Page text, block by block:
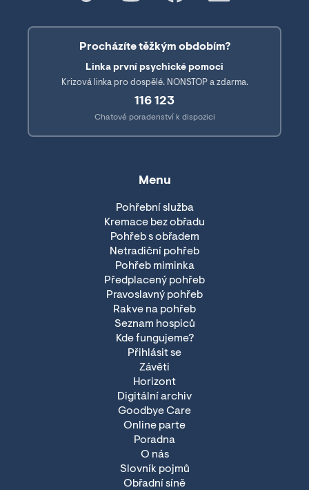
Procházíte těžkým obdobím?
Linka první psychické pomoci
Krizová linka pro dospělé. NONSTOP a zdarma.
116 123
Chatové poradenství k dispozici
Menu
Pohřební služba
Kremace bez obřadu
Pohřeb s obřadem
Netradiční pohřeb
Pohřeb miminka
Předplacený pohřeb
Pravoslavný pohřeb
Rakve na pohřeb
Seznam hospiců
Kde fungujeme?
Přihlásit se
Závěti
Horizont
Digitální archiv
Goodbye Care
Online parte
Poradna
O nás
Slovník pojmů
Obřadní síně